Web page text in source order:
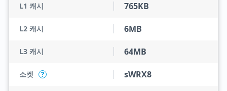
L1 캐시 765KB
L2 캐시 6MB
L3 캐시 64MB
소켓 ? sWRX8